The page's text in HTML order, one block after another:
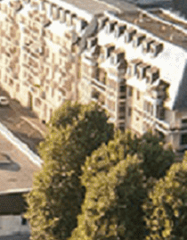
Exporter les lignes
Exporter toutes les
Exporter
Menu
<
>
- 🎁 Caen on aime,
- 🎉 Les événements
- Activités et Loisirs
Ajoutez un logo, un